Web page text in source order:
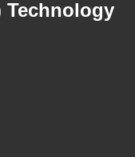
Technology